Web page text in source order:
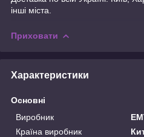
інші міста.
Приховати
Характеристики
Основні
Виробник
Країна виробник